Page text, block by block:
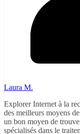
Laura M.
Explorer Internet à la
des meilleurs moyens
un bon moyen de
spécialisés dans le